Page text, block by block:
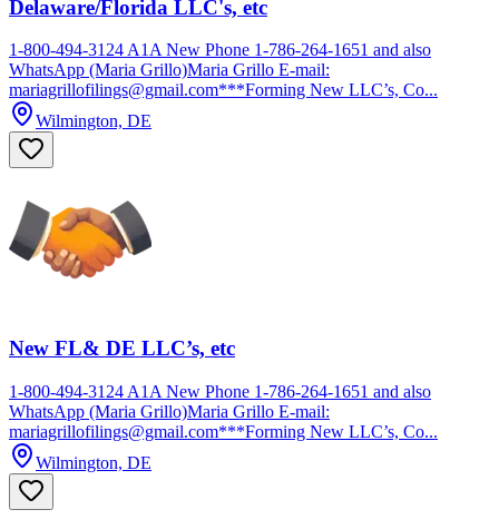
Delaware/Florida LLC's, etc
1-800-494-3124 A1A New Phone 1-786-264-1651 and also
WhatsApp (Maria Grillo)Maria Grillo E-mail:
mariagrillofilings@gmail.com***Forming New LLC’s, Co...
Wilmington, DE
New FL& DE LLC’s, etc
1-800-494-3124 A1A New Phone 1-786-264-1651 and also
WhatsApp (Maria Grillo)Maria Grillo E-mail:
mariagrillofilings@gmail.com***Forming New LLC’s, Co...
Wilmington, DE